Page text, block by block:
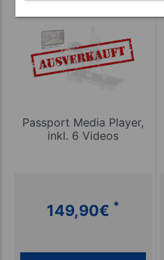
Passport Media Player,
inkl. 6 Videos
149,90€ *